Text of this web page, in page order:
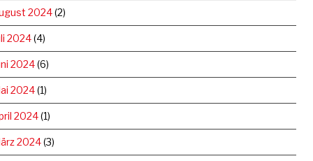
2024(2)
2024(4)
2024(6)
2024(1)
2024(1)
2024(3)